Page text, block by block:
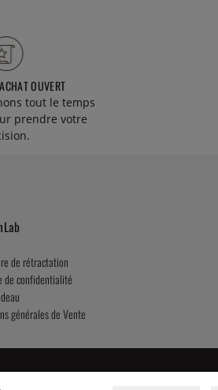
OUVERT
tout le temps
prendre votre
de rétractation
de confidentialité
générales de Vente